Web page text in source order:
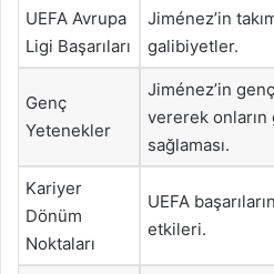
UEFA Avrupa
Ligi Başarıları
Jiménez’in
galibiyetler.
Genç
Yetenekler
Jiménez’in
vererek onların
sağlaması.
Kariyer
Dönüm
Noktaları
UEFA
etkileri.